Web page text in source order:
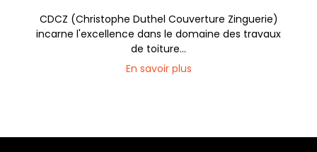
CDCZ (Christophe Duthel Couverture Zinguerie)
incarne l'excellence dans le domaine des travaux
de toiture...
En savoir plus